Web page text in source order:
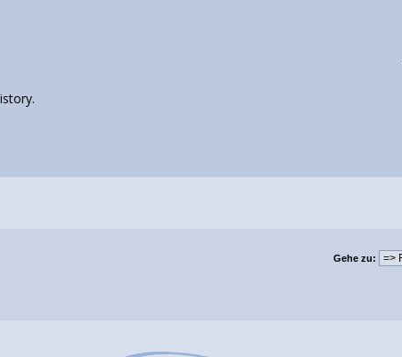
Gehe zu: